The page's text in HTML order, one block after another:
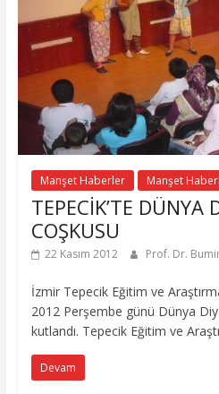
Manşet Haberler Manşet
TEPECİK’TE DÜNYA
COŞKUSU
22 Kasım 2012 Prof. Dr.
İzmir Tepecik Eğitim ve
2012 Perşembe günü Dünya
kutlandı. Tepecik Eğitim ve
Devam